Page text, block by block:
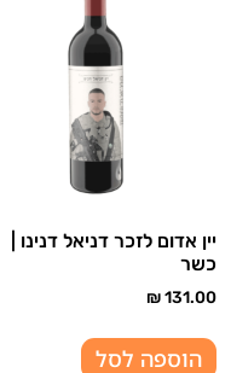
יין אדום לזכר דניאל דנינו |
כשר
₪131.00
הוספה לסל